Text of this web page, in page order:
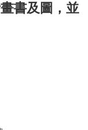
書及圖，並